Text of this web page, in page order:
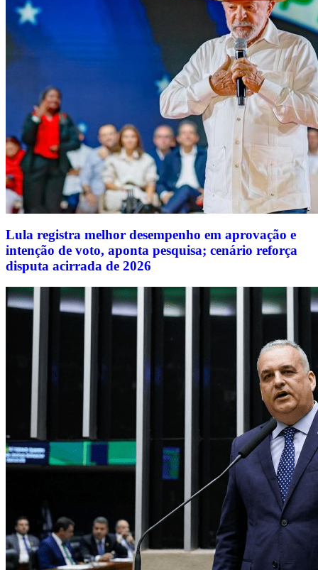
Lula registra melhor desempenho em aprovação e
intenção de voto, aponta pesquisa; cenário reforça
disputa acirrada de 2026